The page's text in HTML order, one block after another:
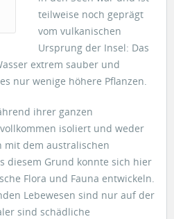
teilweise noch geprägt
vom vulkanischen
Ursprung der Insel: Das
extrem sauber und
nur wenige höhere Pflanzen.
ihrer ganzen
isoliert und weder
mit dem australischen
diesem Grund konnte sich hier
Flora und Fauna entwickeln.
Lebewesen sind nur auf der
sind schädliche